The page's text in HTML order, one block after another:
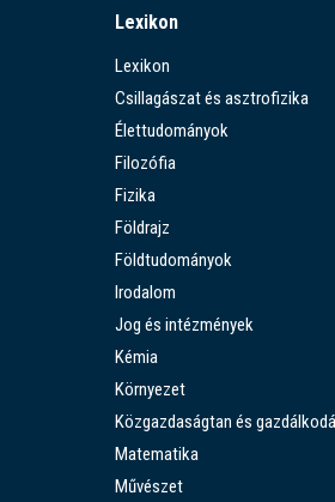
Lexikon
Lexikon
Csillagászat és asztrofizika
Élettudományok
Filozófia
Fizika
Földrajz
Földtudományok
Irodalom
Jog és intézmények
Kémia
Környezet
Közgazdaságtan és
Matematika
Művészet